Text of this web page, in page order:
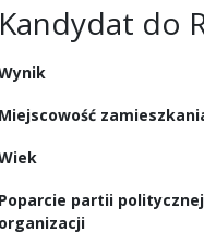
Kandydat do
wyborach
Miejscowość
Poparcie partii
organizacji